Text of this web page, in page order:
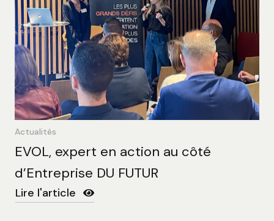
Actualités
EVOL, expert en action au côté
d’Entreprise DU FUTUR
Lire l'article